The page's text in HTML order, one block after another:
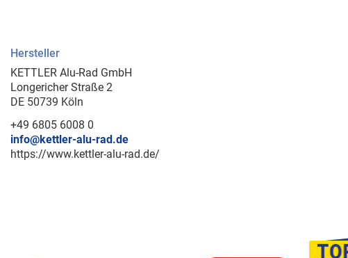
Hersteller
KETTLER Alu-Rad GmbH
Longericher Straße 2
DE 50739 Köln
+49 6805 6008 0
info@kettler-alu-rad.de
https://www.kettler-alu-rad.de/